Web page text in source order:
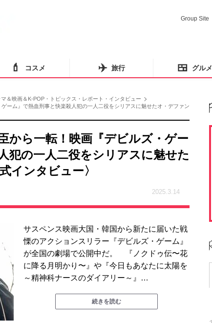
Group Site
💄 コスメ ✈️ 旅行 🍱 グルメ
＆映画＆K-POP・トピックス・レポート・インタビュー
ーム』で熱血刑事と快楽殺人犯の一人二役をシリアスに魅せたオ・デファン
から一転！映画『デビルズ・ゲー
犯の一人二役をシリアスに魅せた
インタビュー〉
2025.3.14
サスペンス映画大国・韓国から新たに届いた戦
慄のアクションスリラー『デビルズ・ゲーム』
が全国の劇場で公開中だ。 『ノクドゥ伝〜花
に降る月明かり〜』や『今日もあなたに太陽を
～精神科ナースのダイアリー～』…
続きを読む